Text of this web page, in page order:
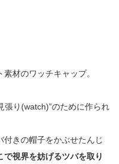
材のワッチキャップ。
張り(watch)”のために作られ
付きの帽子をかぶせたんじ
で視界を妨げるツバを取り